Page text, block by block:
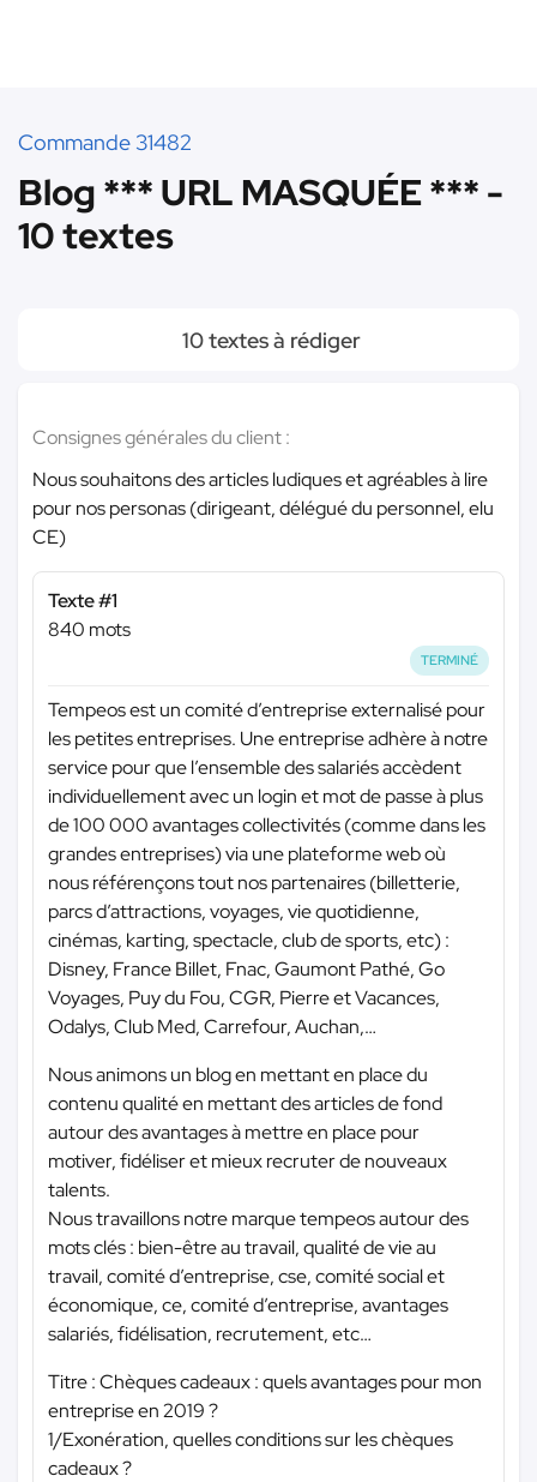
Commande 31482
Blog *** URL MASQUÉE *** -
10 textes
10 textes à rédiger
Consignes générales du client :
Nous souhaitons des articles ludiques et agréables à lire
pour nos personas (dirigeant, délégué du personnel, elu
CE)
Texte #1
840 mots
TERMINÉ
Tempeos est un comité d’entreprise externalisé pour
les petites entreprises. Une entreprise adhère à notre
service pour que l’ensemble des salariés accèdent
individuellement avec un login et mot de passe à plus
de 100 000 avantages collectivités (comme dans les
grandes entreprises) via une plateforme web où
nous référençons tout nos partenaires (billetterie,
parcs d’attractions, voyages, vie quotidienne,
cinémas, karting, spectacle, club de sports, etc) :
Disney, France Billet, Fnac, Gaumont Pathé, Go
Voyages, Puy du Fou, CGR, Pierre et Vacances,
Odalys, Club Med, Carrefour, Auchan,…
Nous animons un blog en mettant en place du
contenu qualité en mettant des articles de fond
autour des avantages à mettre en place pour
motiver, fidéliser et mieux recruter de nouveaux
talents.
Nous travaillons notre marque tempeos autour des
mots clés : bien-être au travail, qualité de vie au
travail, comité d’entreprise, cse, comité social et
économique, ce, comité d’entreprise, avantages
salariés, fidélisation, recrutement, etc…
Titre : Chèques cadeaux : quels avantages pour mon
entreprise en 2019 ?
1/Exonération, quelles conditions sur les chèques
cadeaux ?